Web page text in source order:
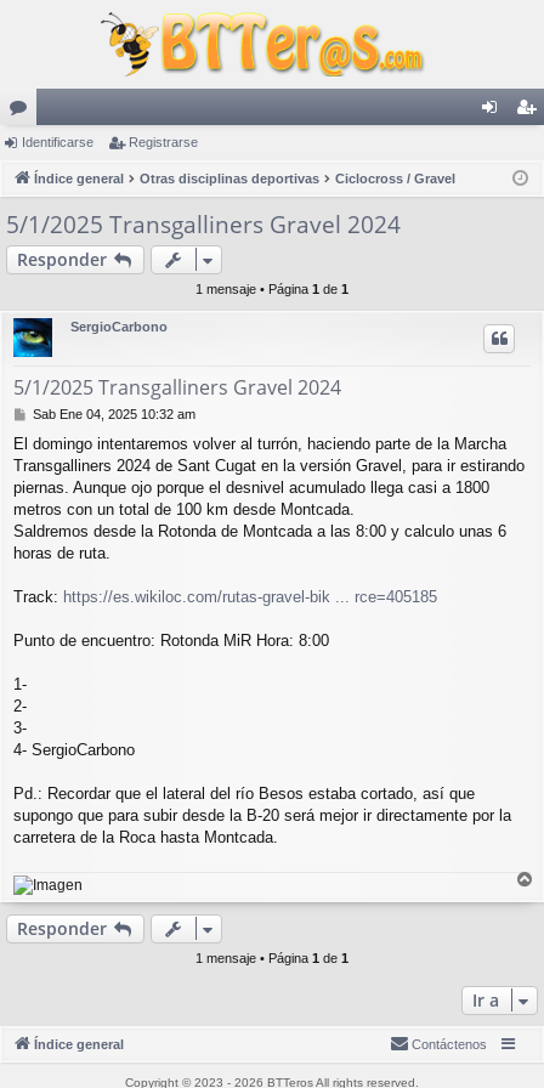
or
os ist
Identificarse Registrarse
Índice general Otras disciplinas deportivas Ciclocross / Gravel
5/1/2025 Transgalliners Gravel 2024
Responder
1 mensaje • Página 1 de 1
SergioCarbono
5/1/2025 Transgalliners Gravel 2024
M
n
s
a
j
e
Sab Ene 04, 2025 10:32 am
El domingo intentaremos volver al turrón, haciendo parte de la Marcha
Transgalliners 2024 de Sant Cugat en la versión Gravel, para ir estirando
piernas. Aunque ojo porque el desnivel acumulado llega casi a 1800
metros con un total de 100 km desde Montcada.
Saldremos desde la Rotonda de Montcada a las 8:00 y calculo unas 6
horas de ruta.
Track: https://es.wikiloc.com/rutas-gravel-bik ... rce=405185
Punto de encuentro: Rotonda MiR Hora: 8:00
1-
2-
3-
4- SergioCarbono
Pd.: Recordar que el lateral del río Besos estaba cortado, así que
supongo que para subir desde la B-20 será mejor ir directamente por la
carretera de la Roca hasta Montcada.
r
Responder
1 mensaje • Página 1 de 1
Ir a
Índice general Contáctenos
Copyright © 2023 - 2026 BTTeros All rights reserved.